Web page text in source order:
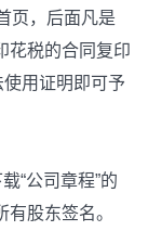
页，后面凡是
花税的合同复印
用证明即可予
“公司章程”的
股东签名。